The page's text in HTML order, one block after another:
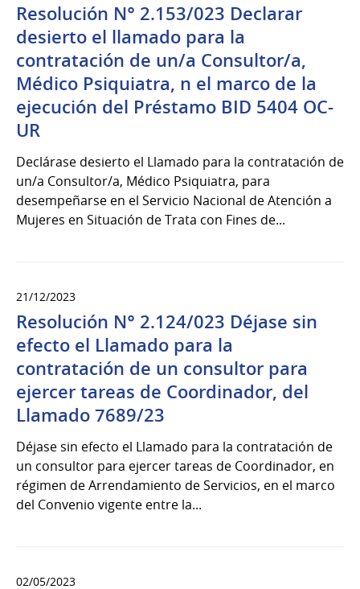
Resolución N° 2.153/023 Declarar
desierto el llamado para la
contratación de un/a Consultor/a,
Médico Psiquiatra, n el marco de la
ejecución del Préstamo BID 5404 OC-
UR
Declárase desierto el Llamado para la contratación de
un/a Consultor/a, Médico Psiquiatra, para
desempeñarse en el Servicio Nacional de Atención a
Mujeres en Situación de Trata con Fines de...
21/12/2023
Resolución N° 2.124/023 Déjase sin
efecto el Llamado para la
contratación de un consultor para
ejercer tareas de Coordinador, del
Llamado 7689/23
Déjase sin efecto el Llamado para la contratación de
un consultor para ejercer tareas de Coordinador, en
régimen de Arrendamiento de Servicios, en el marco
del Convenio vigente entre la...
02/05/2023